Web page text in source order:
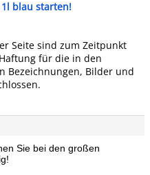
blau starten!
Seite sind zum Zeitpunkt
für die in den
Bezeichnungen, Bilder und
Sie bei den großen